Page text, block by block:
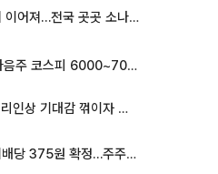
35도 안팎 무더위 이어져…전국 곳곳 소나기 [오늘 날씨]
[주간증시전망] 다음주 코스피 6000~7000⋯“外人 수급은 정책이 변수”
뉴욕증시, 연준 금리인상 기대감 꺾이자 상승...S&P500 사상 최고치 [종합]
SK하이닉스, 분기배당 375원 확정…주주환원책 9월로 앞당겨 발표